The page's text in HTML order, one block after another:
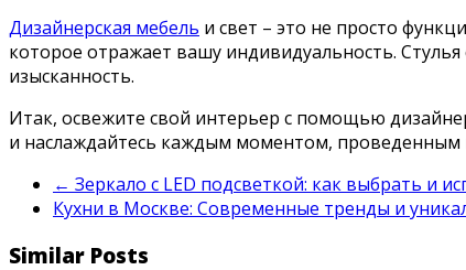
Дизайнерская мебель и свет – это не просто
которое отражает вашу индивидуальность.
изысканность.
Итак, освежите свой интерьер с помощью
и наслаждайтесь каждым моментом, проведенным
← Зеркало с LED подсветкой: как выбрать и
Кухни в Москве: Современные тренды и
Similar Posts